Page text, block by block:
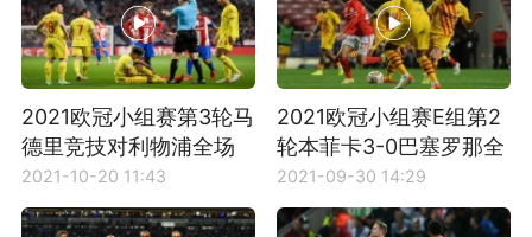
2021欧冠小组赛第3轮马
德里竞技对利物浦全场
比赛集锦
2021-10-20 11:43
2021欧冠小组赛E组第2
轮本菲卡3-0巴塞罗那全
场比赛集锦
2021-09-30 14:29